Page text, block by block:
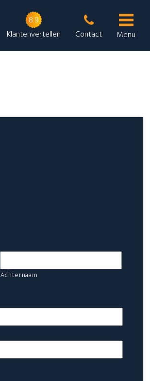
8.9
Klantenvertellen
Contact Menu
Achternaam